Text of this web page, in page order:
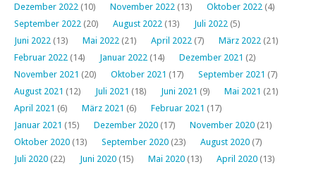
Dezember 2022 (10) November 2022 (13) Oktober 2022 (4)
September 2022 (20) August 2022 (13) Juli 2022 (5)
Juni 2022 (13) Mai 2022 (21) April 2022 (7) März 2022 (21)
Februar 2022 (14) Januar 2022 (14) Dezember 2021 (2)
November 2021 (20) Oktober 2021 (17) September 2021 (7)
August 2021 (12) Juli 2021 (18) Juni 2021 (9) Mai 2021 (21)
April 2021 (6) März 2021 (6) Februar 2021 (17)
Januar 2021 (15) Dezember 2020 (17) November 2020 (21)
Oktober 2020 (13) September 2020 (23) August 2020 (7)
Juli 2020 (22) Juni 2020 (15) Mai 2020 (13) April 2020 (13)